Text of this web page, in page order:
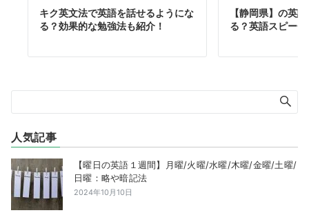
キク英文法で英語を話せるようにな
る？効果的な勉強法も紹介！
【静岡県】の英
る？英語スピー
人気記事
【曜日の英語１週間】月曜/火曜/水曜/木曜/金曜/土曜/
日曜：略や暗記法
2024年10月10日